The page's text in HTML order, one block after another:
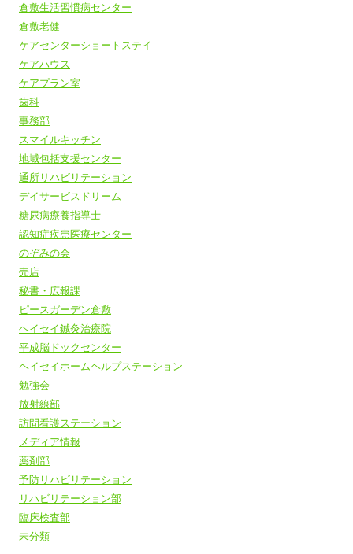
倉敷生活習慣病センター
倉敷老健
ケアセンターショートステイ
ケアハウス
ケアプラン室
歯科
事務部
スマイルキッチン
地域包括支援センター
通所リハビリテーション
デイサービスドリーム
糖尿病療養指導士
認知症疾患医療センター
のぞみの会
売店
秘書・広報課
ピースガーデン倉敷
ヘイセイ鍼灸治療院
平成脳ドックセンター
ヘイセイホームヘルプステーション
勉強会
放射線部
訪問看護ステーション
メディア情報
薬剤部
予防リハビリテーション
リハビリテーション部
臨床検査部
未分類